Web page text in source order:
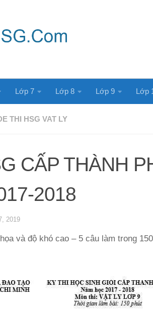
Lớp 7 Lớp 8 Lớp 9 Lớp
THI HSG VAT LY
CẤP THÀNH
2018
2019
và độ khó cao – 5 câu làm trong